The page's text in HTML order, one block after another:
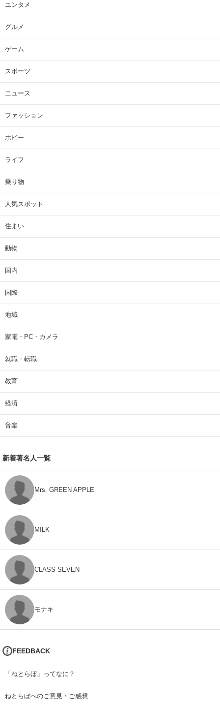
エンタメ
グルメ
ゲーム
スポーツ
ニュース
ファッション
ホビー
ライフ
乗り物
人気スポット
住まい
動物
国内
国際
地域
家電・PC・カメラ
就職・転職
教育
経済
音楽
新着著名人一覧
Mrs. GREEN APPLE
M!LK
CLASS SEVEN
モナキ
FEEDBACK
「ねとらぼ」ってなに？
ねとらぼへのご意見・ご感想